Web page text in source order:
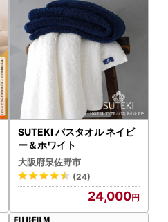
SUTEKI バスタオル ネイビ
ー＆ホワイト
大阪府泉佐野市
(24)
24,000